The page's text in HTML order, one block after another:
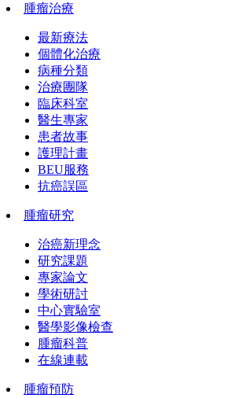
腫瘤治療
最新療法
個體化治療
病種分類
治療團隊
臨床科室
醫生專家
患者故事
護理計畫
BEU服務
抗癌誤區
腫瘤研究
治癌新理念
研究課題
專家論文
學術研討
中心實驗室
醫學影像檢查
腫瘤科普
在線連載
腫瘤預防